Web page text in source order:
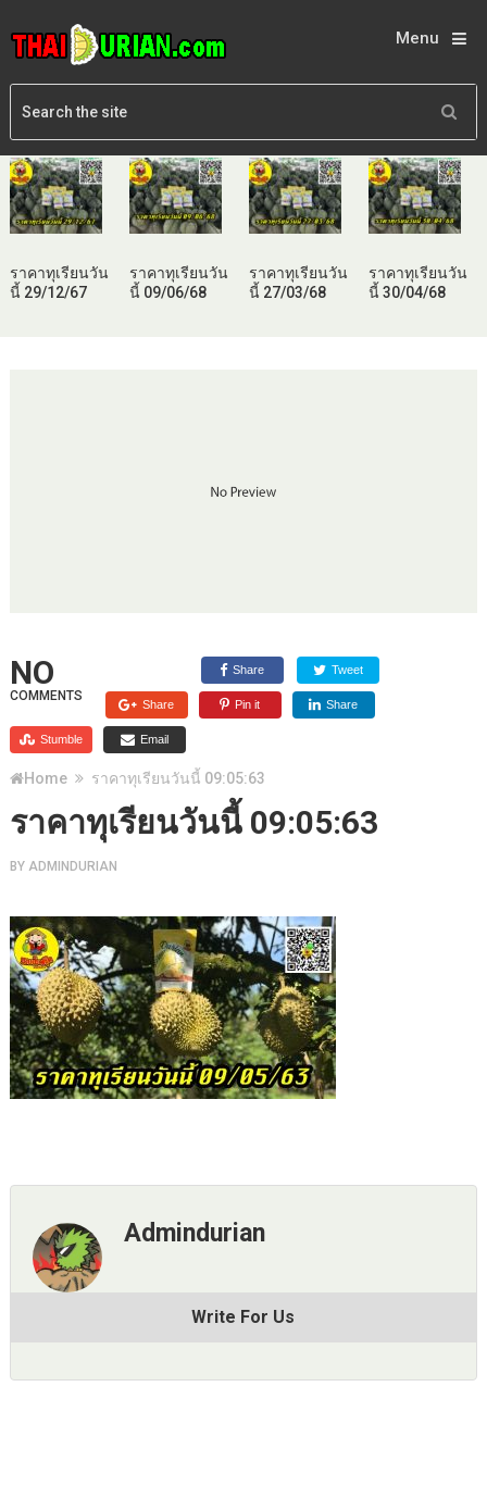
Menu
ราคาทุเรียนวัน
นี้ 29/12/67
ราคาทุเรียนวัน
นี้ 09/06/68
ราคาทุเรียนวัน
นี้ 27/03/68
ราคาทุเรียนวัน
นี้ 30/04/68
NO
COMMENTS
Share Tweet
Share Pin it Share
Stumble Email
Home ราคาทุเรียนวันนี้ 09:05:63
ราคาทุเรียนวันนี้ 09:05:63
BY ADMINDURIAN
Admindurian
Write For Us